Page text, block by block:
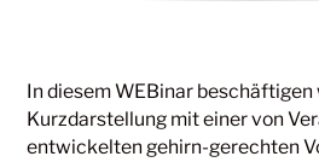
In diesem WEBinar beschäftigen
Kurzdarstellung mit einer von
entwickelten gehirn-gerechten